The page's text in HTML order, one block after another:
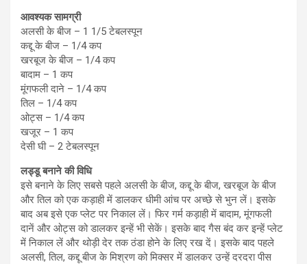
आवश्‍यक सामग्री
अलसी के बीज – 1 1/5 टेबलस्पून
कद्दू के बीज – 1/4 कप
खरबूज के बीज – 1/4 कप
बादाम – 1 कप
मूंगफली दाने – 1/4 कप
तिल – 1/4 कप
ओट्स – 1/4 कप
खजूर – 1 कप
देसी घी – 2 टेबलस्पून
लड्डू बनाने की विधि
इसे बनाने के लिए सबसे पहले अलसी के बीज, कद्दू के बीज, खरबूज के बीज
और तिल को एक कड़ाही में डालकर धीमी आंच पर अच्‍छे से भुन लें। इसके
बाद अब इसे एक प्‍लेट पर निकाल लें। फिर गर्म कड़ाही में बादाम, मूंगफली
दानें और ओट्स को डालकर इन्हें भी सेकें। इसके बाद गैस बंद कर इन्हें प्लेट
में निकाल लें और थोड़ी देर तक ठंडा होने के लिए रख दें। इसके बाद पहले
अलसी, तिल, कद्दू बीज के मिश्रण को मिक्सर में डालकर उन्हें दरदरा पीस